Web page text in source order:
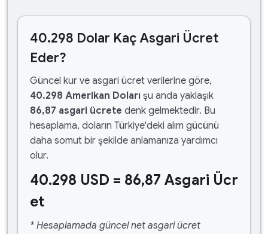
40.298 Dolar Kaç Asgari Ücret
Eder?
Güncel kur ve asgari ücret verilerine göre,
40.298 Amerikan Doları şu anda yaklaşık
86,87 asgari ücrete denk gelmektedir. Bu
hesaplama, doların Türkiye'deki alım gücünü
daha somut bir şekilde anlamanıza yardımcı
olur.
40.298 USD = 86,87 Asgari Ücr
et
* Hesaplamada güncel net asgari ücret